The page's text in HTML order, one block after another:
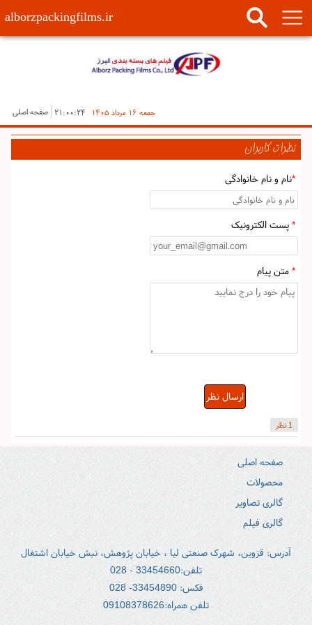
alborzpackingfilms.ir
صفحه اصلی جمعه ۱۶ مرداد ۱۴۰۵
نظرات کاربران
*نام و نام خانوادگی
*پست الکترونیک
*متن پیام
ارسال نظر
1 نظر
صفحه اصلی
محصولات
گالری تصاویر
گالری فیلم
آدرس:‌ قزوین، شهرک صنعتى لیا ، خیابان پژوهش، نبش خیابان اشتغال
تلفن:33454660 - 028
فکس: 33454890- 028
تلفن همراه:09108378626